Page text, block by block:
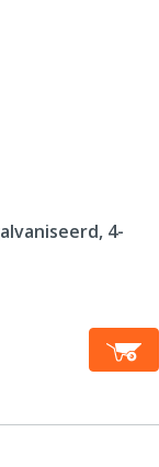
4-